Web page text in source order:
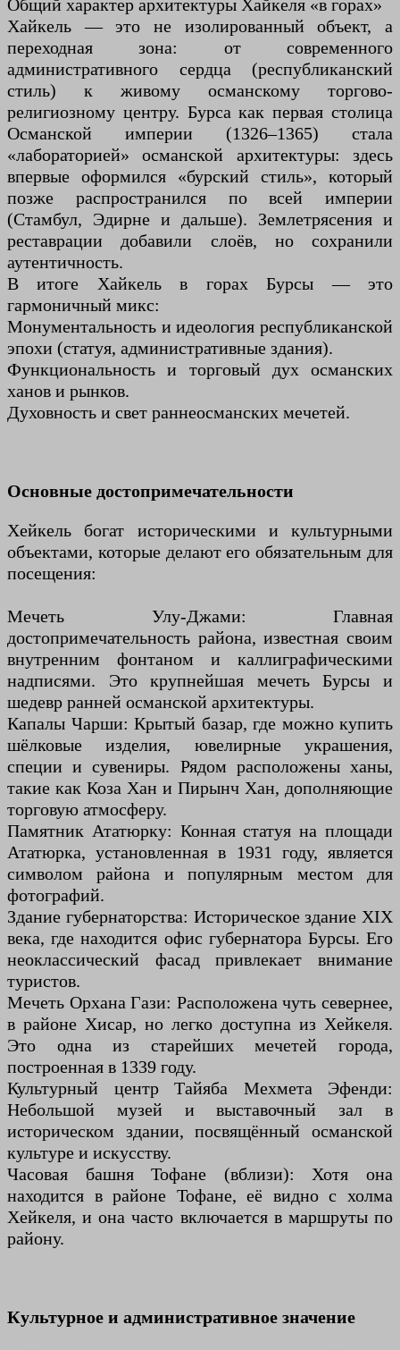
Общий характер архитектуры Хайкеля «в горах»
Хайкель — это не изолированный объект, а
переходная зона: от современного
административного сердца (республиканский
стиль) к живому османскому торгово-
религиозному центру. Бурса как первая столица
Османской империи (1326–1365) стала
«лабораторией» османской архитектуры: здесь
впервые оформился «бурский стиль», который
позже распространился по всей империи
(Стамбул, Эдирне и дальше). Землетрясения и
реставрации добавили слоёв, но сохранили
аутентичность.
В итоге Хайкель в горах Бурсы — это
гармоничный микс:
Монументальность и идеология республиканской
эпохи (статуя, административные здания).
Функциональность и торговый дух османских
ханов и рынков.
Духовность и свет раннеосманских мечетей.
Основные достопримечательности
Хейкель богат историческими и культурными
объектами, которые делают его обязательным для
посещения:
Мечеть Улу-Джами: Главная
достопримечательность района, известная своим
внутренним фонтаном и каллиграфическими
надписями. Это крупнейшая мечеть Бурсы и
шедевр ранней османской архитектуры.
Капалы Чарши: Крытый базар, где можно купить
шёлковые изделия, ювелирные украшения,
специи и сувениры. Рядом расположены ханы,
такие как Коза Хан и Пирынч Хан, дополняющие
торговую атмосферу.
Памятник Ататюрку: Конная статуя на площади
Ататюрка, установленная в 1931 году, является
символом района и популярным местом для
фотографий.
Здание губернаторства: Историческое здание XIX
века, где находится офис губернатора Бурсы. Его
неоклассический фасад привлекает внимание
туристов.
Мечеть Орхана Гази: Расположена чуть севернее,
в районе Хисар, но легко доступна из Хейкеля.
Это одна из старейших мечетей города,
построенная в 1339 году.
Культурный центр Тайяба Мехмета Эфенди:
Небольшой музей и выставочный зал в
историческом здании, посвящённый османской
культуре и искусству.
Часовая башня Тофане (вблизи): Хотя она
находится в районе Тофане, её видно с холма
Хейкеля, и она часто включается в маршруты по
району.
Культурное и административное значение